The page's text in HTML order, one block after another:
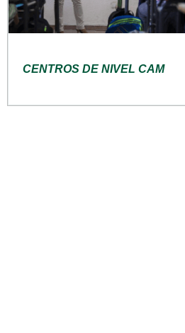
CENTROS DE NIVEL CAM